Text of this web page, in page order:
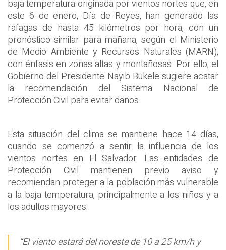
baja temperatura originada por vientos nortes que, en
este 6 de enero, Día de Reyes, han generado las
ráfagas de hasta 45 kilómetros por hora, con un
pronóstico similar para mañana, según el Ministerio
de Medio Ambiente y Recursos Naturales (MARN),
con énfasis en zonas altas y montañosas. Por ello, el
Gobierno del Presidente Nayib Bukele sugiere acatar
la recomendación del Sistema Nacional de
Protección Civil para evitar daños.
Esta situación del clima se mantiene hace 14 días,
cuando se comenzó a sentir la influencia de los
vientos nortes en El Salvador. Las entidades de
Protección Civil mantienen previo aviso y
recomiendan proteger a la población más vulnerable
a la baja temperatura, principalmente a los niños y a
los adultos mayores.
“El viento estará del noreste de 10 a 25 km/h y